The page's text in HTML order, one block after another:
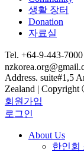
생활 장터
Donation
자료실
Tel. +64-9-443-
Address. suite#1,5
Zealand |
회원가입
로그인
About Us
한인회